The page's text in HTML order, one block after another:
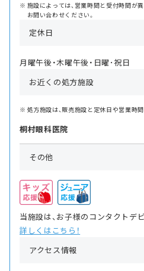
施設によっては、営業時間と受付時間が
お問い合わせください。
定休日
月曜午後・木曜午後・日曜･祝日
お近くの処方施設
処方施設は、販売施設と定休日や営業時
桐村眼科医院
その他
当施設は、お子様のコンタクトデ
詳しくはこちら！
アクセス情報